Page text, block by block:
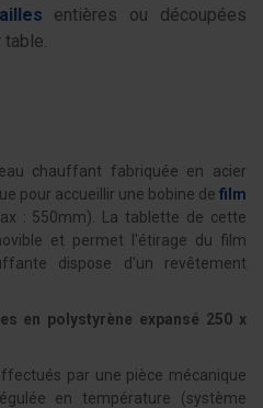
entières ou découpées
table.
chauffant fabriquée en acier
pour accueillir une bobine de film
: 550mm). La tablette de cette
et permet l'étirage du film
dispose d'un revêtement
en polystyrène expansé 250 x
par une pièce mécanique
en température (système